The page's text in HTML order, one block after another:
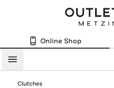
Online Shop
Menü
Clutches